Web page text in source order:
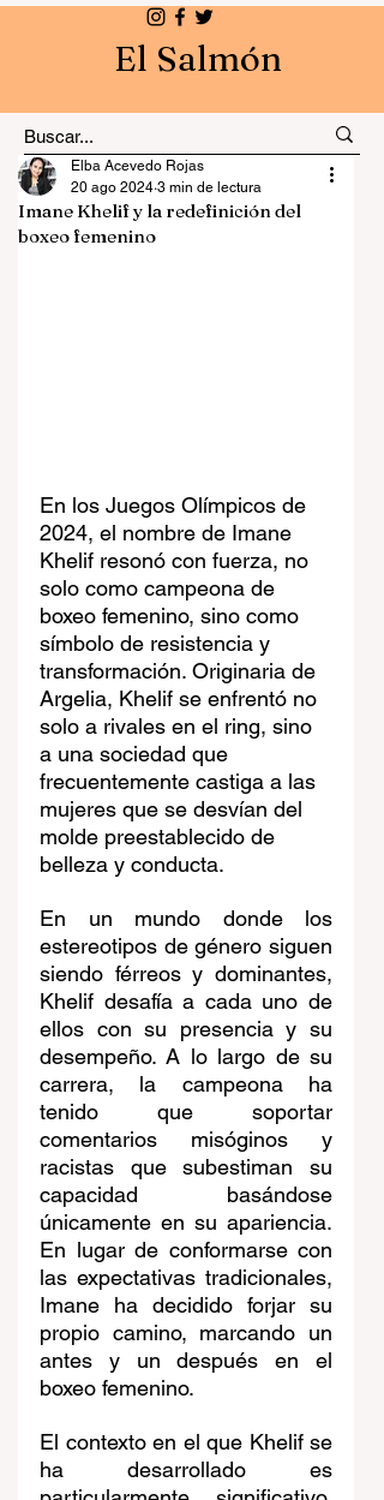
El Salmón
Imane Khelif y la redefinición del
boxeo femenino
Elba Acevedo Rojas
20 ago 2024 3 min de lectura
En los Juegos Olímpicos de
2024, el nombre de Imane
Khelif resonó con fuerza, no
solo como campeona de
boxeo femenino, sino como
símbolo de resistencia y
transformación. Originaria de
Argelia, Khelif se enfrentó no
solo a rivales en el ring, sino
a una sociedad que
frecuentemente castiga a las
mujeres que se desvían del
molde preestablecido de
belleza y conducta.
En un mundo donde los
estereotipos de género siguen
siendo férreos y dominantes,
Khelif desafía a cada uno de
ellos con su presencia y su
desempeño. A lo largo de su
carrera, la campeona ha
tenido que soportar
comentarios misóginos y
racistas que subestiman su
capacidad basándose
únicamente en su apariencia.
En lugar de conformarse con
las expectativas tradicionales,
Imane ha decidido forjar su
propio camino, marcando un
antes y un después en el
boxeo femenino.
El contexto en el que Khelif se
ha desarrollado es